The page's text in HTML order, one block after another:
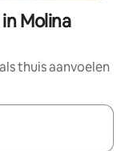
Molina
thuis aanvoelen
maak je een keuze